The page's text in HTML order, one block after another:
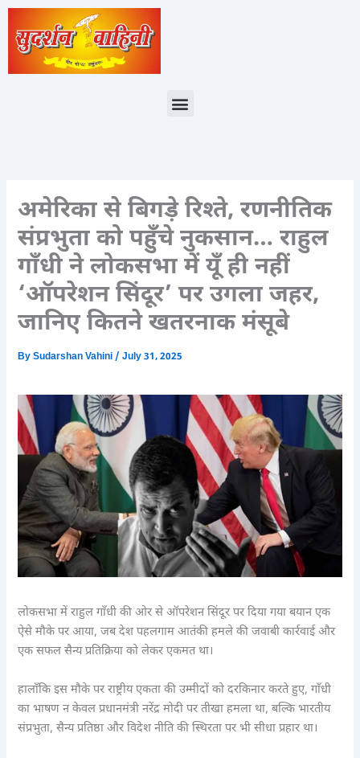
Skip
content
Menu
अमेरिका से बिगड़े रिश्ते, रणनीतिक
संप्रभुता को पहुँचे नुकसान… राहुल
गाँधी ने लोकसभा में यूँ ही नहीं
‘ऑपरेशन सिंदूर’ पर उगला जहर,
जानिए कितने खतरनाक मंसूबे
BySudarshan Vahini/July 31, 2025
लोकसभा में राहुल गाँधी की ओर से ऑपरेशन सिंदूर पर दिया गया बयान एक
ऐसे मौके पर आया, जब देश पहलगाम आतंकी हमले की जवाबी कार्रवाई और
एक सफल सैन्य प्रतिक्रिया को लेकर एकमत था।
हालाँकि इस मौके पर राष्ट्रीय एकता की उम्मीदों को दरकिनार करते हुए, गाँधी
का भाषण न केवल प्रधानमंत्री नरेंद्र मोदी पर तीखा हमला था, बल्कि भारतीय
संप्रभुता, सैन्य प्रतिष्ठा और विदेश नीति की स्थिरता पर भी सीधा प्रहार था।